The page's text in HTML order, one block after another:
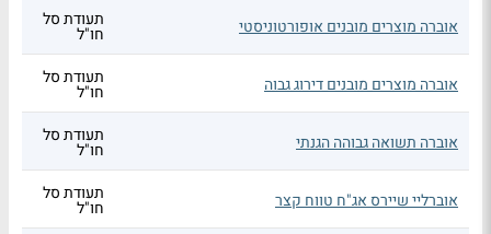
אוברה מוצרים מובנים אופורטוניסטי תעודת סל
חו"ל
אוברה מוצרים מובנים דירוג גבוה תעודת סל
חו"ל
אוברה תשואה גבוהה הגנתי תעודת סל
חו"ל
אוברליי שיירס אג"ח טווח קצר תעודת סל
חו"ל